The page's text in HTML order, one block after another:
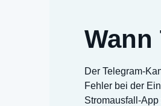
Der Telegram-
Fehler bei der
Stromausfall-